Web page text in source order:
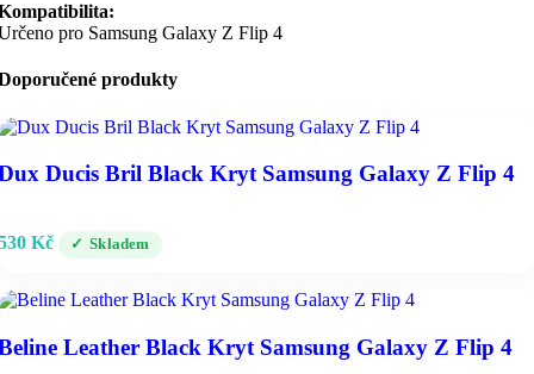
pro Samsung Galaxy Z Flip 4
produkty
Ducis Bril Black Kryt Samsung Galaxy Z Flip 4
Kč Skladem
Leather Black Kryt Samsung Galaxy Z Flip 4